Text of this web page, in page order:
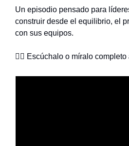
Un episodio pensado para
construir desde el equilibrio, el
con sus equipos.
👉🏼 Escúchalo o míralo completo